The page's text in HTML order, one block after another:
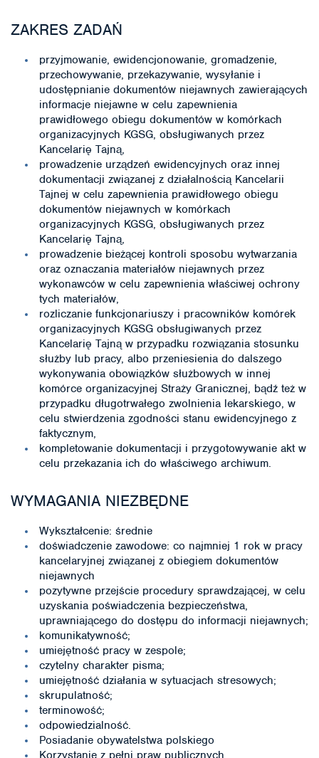
ZAKRES ZADAŃ
przyjmowanie, ewidencjonowanie, gromadzenie,
przechowywanie, przekazywanie, wysyłanie i
udostępnianie dokumentów niejawnych zawierających
informacje niejawne w celu zapewnienia
prawidłowego obiegu dokumentów w komórkach
organizacyjnych KGSG, obsługiwanych przez
Kancelarię Tajną,
prowadzenie urządzeń ewidencyjnych oraz innej
dokumentacji związanej z działalnością Kancelarii
Tajnej w celu zapewnienia prawidłowego obiegu
dokumentów niejawnych w komórkach
organizacyjnych KGSG, obsługiwanych przez
Kancelarię Tajną,
prowadzenie bieżącej kontroli sposobu wytwarzania
oraz oznaczania materiałów niejawnych przez
wykonawców w celu zapewnienia właściwej ochrony
tych materiałów,
rozliczanie funkcjonariuszy i pracowników komórek
organizacyjnych KGSG obsługiwanych przez
Kancelarię Tajną w przypadku rozwiązania stosunku
służby lub pracy, albo przeniesienia do dalszego
wykonywania obowiązków służbowych w innej
komórce organizacyjnej Straży Granicznej, bądź też w
przypadku długotrwałego zwolnienia lekarskiego, w
celu stwierdzenia zgodności stanu ewidencyjnego z
faktycznym,
kompletowanie dokumentacji i przygotowywanie akt w
celu przekazania ich do właściwego archiwum.
WYMAGANIA NIEZBĘDNE
Wykształcenie: średnie
doświadczenie zawodowe: co najmniej 1 rok w pracy
kancelaryjnej związanej z obiegiem dokumentów
niejawnych
pozytywne przejście procedury sprawdzającej, w celu
uzyskania poświadczenia bezpieczeństwa,
uprawniającego do dostępu do informacji niejawnych;
komunikatywność;
umiejętność pracy w zespole;
czytelny charakter pisma;
umiejętność działania w sytuacjach stresowych;
skrupulatność;
terminowość;
odpowiedzialność.
Posiadanie obywatelstwa polskiego
Korzystanie z pełni praw publicznych